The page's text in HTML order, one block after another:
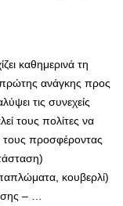
καθημερινά τη
πρώτης ανάγκης προς
τις συνεχείς
τους πολίτες να
προσφέροντας
κουβερλί)
– …